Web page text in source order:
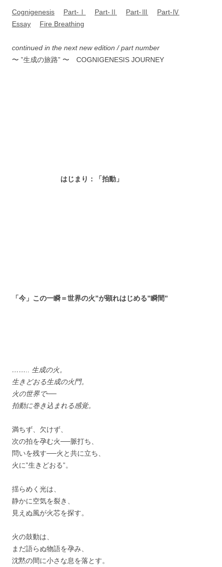
Cognigenesis Part-Ⅰ Part-Ⅱ Part-Ⅲ
Part-Ⅳ
Essay
Fire Breathing
continued in the next new edition / part number
〜 ”生成の旅路” 〜 COGNIGENESIS JOURNEY
はじまり：「拍動」
「今」この一瞬＝世界の火”が顕れはじめる”瞬間”
…….. 生成の火。
生きどおる生成の火門。
火の世界で──
拍動に巻き込まれる感覚。
満ちず、欠けず、
次の拍を孕む火──脈打ち、
問いを残す──火と共に立ち、
火に”生きどおる”。
揺らめく光は、
静かに空気を裂き、
見えぬ風が火芯を探す。
火の鼓動は、
まだ語らぬ物語を孕み、
沈黙の間に小さな息を落とす。